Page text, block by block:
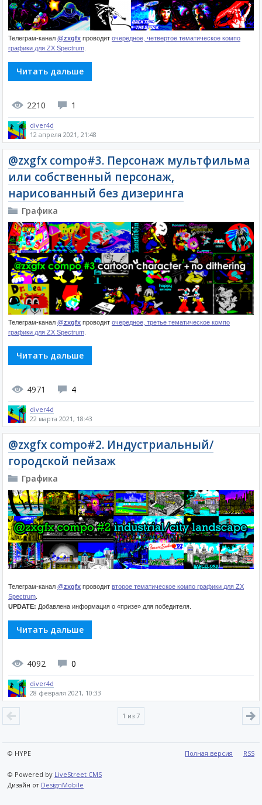
Телеграм-канал @zxgfx проводит очередное, четвертое тематическое компо
графики для ZX Spectrum
Читать дальше
2210 1
diver4d
12 апреля 2021, 21:48
@zxgfx compo#3. Персонаж мультфильма
или собственный персонаж,
нарисованный без дизеринга
Графика
Телеграм-канал @zxgfx проводит очередное, третье тематическое компо
графики для ZX Spectrum
Читать дальше
4971 4
diver4d
22 марта 2021, 18:43
@zxgfx compo#2. Индустриальный/
городской пейзаж
Графика
Телеграм-канал @zxgfx проводит второе тематическое компо графики для ZX
Spectrum
UPDATE: Добавлена информация о «призе» для победителя.
Читать дальше
4092 0
diver4d
28 февраля 2021, 10:33
1 из 7
Полная версия RSS
© HYPE
© Powered by LiveStreet CMS
Дизайн от DesignMobile